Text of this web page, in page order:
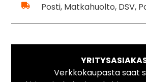
Posti, Matkahuolto, DSV,
Verkkokaupasta saat